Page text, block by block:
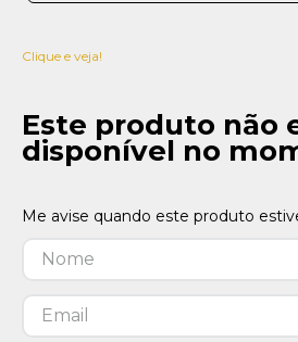
Clique e veja!
Este produto não
disponível no